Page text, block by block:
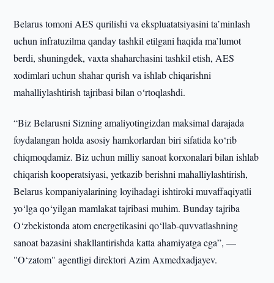
Belarus tomoni AES qurilishi va ekspluatatsiyasini ta’minlash
uchun infratuzilma qanday tashkil etilgani haqida ma’lumot
berdi, shuningdek, vaxta shaharchasini tashkil etish, AES
xodimlari uchun shahar qurish va ishlab chiqarishni
mahalliylashtirish tajribasi bilan o‘rtoqlashdi.
“Biz Belarusni Sizning amaliyotingizdan maksimal darajada
foydalangan holda asosiy hamkorlardan biri sifatida ko‘rib
chiqmoqdamiz. Biz uchun milliy sanoat korxonalari bilan ishlab
chiqarish kooperatsiyasi, yetkazib berishni mahalliylashtirish,
Belarus kompaniyalarining loyihadagi ishtiroki muvaffaqiyatli
yo‘lga qo‘yilgan mamlakat tajribasi muhim. Bunday tajriba
O‘zbekistonda atom energetikasini qo‘llab-quvvatlashning
sanoat bazasini shakllantirishda katta ahamiyatga ega”, —
"O‘zatom" agentligi direktori Azim Axmedxadjayev.